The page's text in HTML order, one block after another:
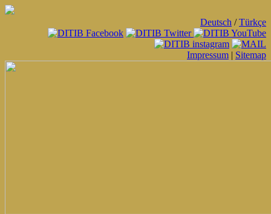
Deutsch /Türkçe
Impressum | Sitemap